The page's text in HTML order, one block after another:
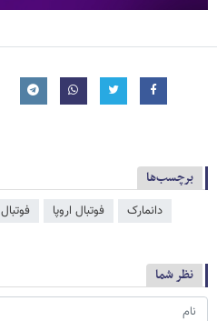
برچسب‌ها
دانمارک فوتبال اروپا فوتبال
نظر شما